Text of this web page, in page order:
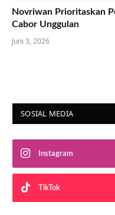
Novriwan Prioritaskan
Cabor Unggulan
Juni 3, 2026
SOSIAL MEDIA
Instagram
TikTok